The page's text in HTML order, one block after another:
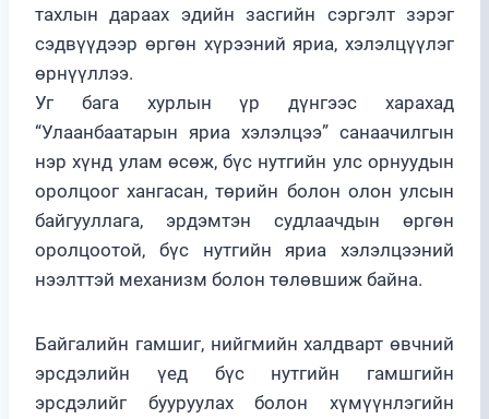
тахлын дараах эдийн засгийн сэргэлт зэрэг
сэдвүүдээр өргөн хүрээний яриа, хэлэлцүүлэг
өрнүүллээ.
Уг бага хурлын үр дүнгээс харахад
“Улаанбаатарын яриа хэлэлцээ” санаачилгын
нэр хүнд улам өсөж, бүс нутгийн улс орнуудын
оролцоог хангасан, төрийн болон олон улсын
байгууллага, эрдэмтэн судлаачдын өргөн
оролцоотой, бүс нутгийн яриа хэлэлцээний
нээлттэй механизм болон төлөвшиж байна.
Байгалийн гамшиг, нийгмийн халдварт өвчний
эрсдэлийн үед бүс нутгийн гамшгийн
эрсдэлийг бууруулах болон хүмүүнлэгийн